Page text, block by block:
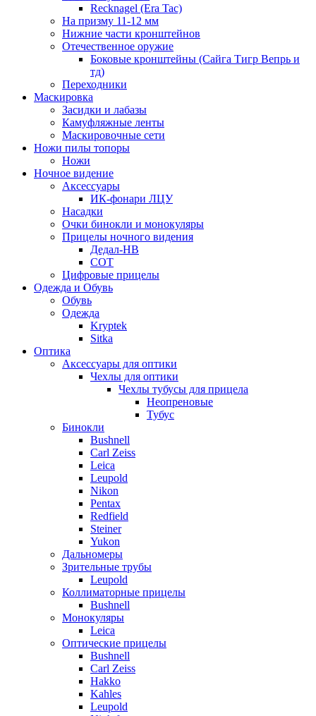
Recknagel (Era Tac)
На призму 11-12 мм
Нижние части кронштейнов
Отечественное оружие
Боковые кронштейны (Сайга Тигр Вепрь и
тд)
Переходники
Маскировка
Засидки и лабазы
Камуфляжные ленты
Маскировочные сети
Ножи пилы топоры
Ножи
Ночное видение
Аксессуары
ИК-фонари ЛЦУ
Насадки
Очки бинокли и монокуляры
Прицелы ночного видения
Дедал-НВ
СОТ
Цифровые прицелы
Одежда и Обувь
Обувь
Одежда
Kryptek
Sitka
Оптика
Аксессуары для оптики
Чехлы для оптики
Чехлы тубусы для прицела
Неопреновые
Тубус
Бинокли
Bushnell
Carl Zeiss
Leica
Leupold
Nikon
Pentax
Redfield
Steiner
Yukon
Дальномеры
Зрительные трубы
Leupold
Коллиматорные прицелы
Bushnell
Монокуляры
Leica
Оптические прицелы
Bushnell
Carl Zeiss
Hakko
Kahles
Leupold